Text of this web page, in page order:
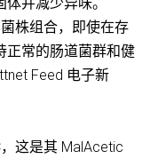
株组合，即使在存
正常的肠道菌群和健
Feed 电子新
这是其 MalAcetic